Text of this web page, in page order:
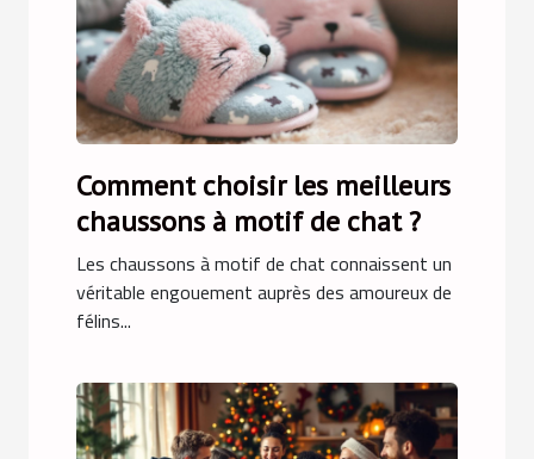
Comment choisir les meilleurs
chaussons à motif de chat ?
Les chaussons à motif de chat connaissent un
véritable engouement auprès des amoureux de
félins...